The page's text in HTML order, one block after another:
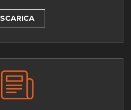
SCARICA